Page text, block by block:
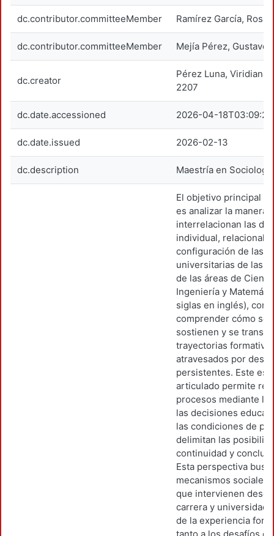
dc.contributor.committeeMember Ramírez García,
dc.contributor.committeeMember Mejía Pérez, Gustavo
dc.creator
Pérez Luna,
2207
dc.date.accessioned 2026-04-
dc.date.issued 2026-02-13
dc.description Maestría en
El objetivo principal
es analizar la manera
interrelacionan las
individual, relacional
configuración de las
universitarias de las
de las áreas de
Ingeniería y
siglas en inglés), con
comprender cómo se
sostienen y se
trayectorias
atravesados por
persistentes. Este es
articulado permite
procesos mediante
las decisiones
las condiciones de
delimitan las
continuidad y
Esta perspectiva
mecanismos sociales
que intervienen
carrera y universidad
de la experiencia